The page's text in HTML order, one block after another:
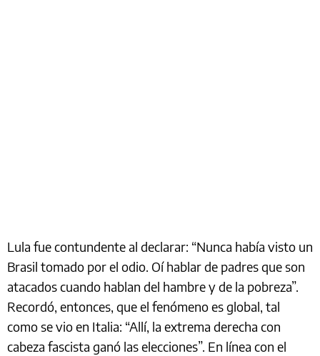
Lula fue contundente al declarar: “Nunca había visto un
Brasil tomado por el odio. Oí hablar de padres que son
atacados cuando hablan del hambre y de la pobreza”.
Recordó, entonces, que el fenómeno es global, tal
como se vio en Italia: “Allí, la extrema derecha con
cabeza fascista ganó las elecciones”. En línea con el